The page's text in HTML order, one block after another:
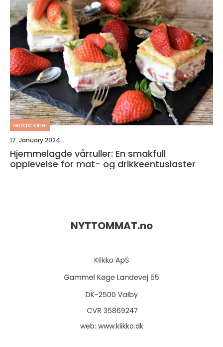
redaktionel
17. January 2024
Hjemmelagde vårruller: En smakfull
opplevelse for mat- og drikkeentusiaster
NYTTOMMAT.no
web: www.klikko.dk